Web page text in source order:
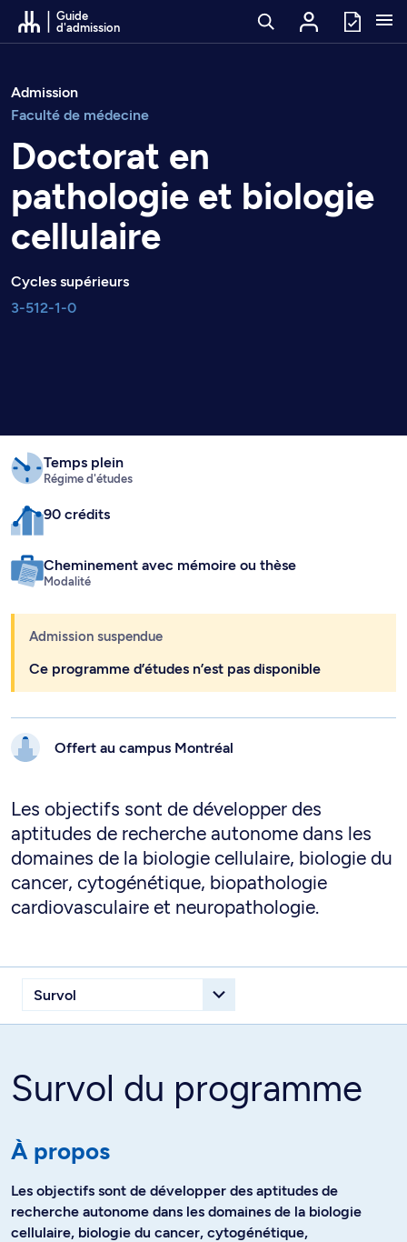
Passer au contenu
Guide
d'admission
Admission
Faculté de médecine
Doctorat en
pathologie et biologie
cellulaire
Cycles supérieurs
3-512-1-0
Temps plein
Régime d'études
90 crédits
Cheminement avec mémoire ou thèse
Modalité
Admission suspendue
Ce programme d’études n’est pas disponible
Offert au campus Montréal
Les objectifs sont de développer des
aptitudes de recherche autonome dans les
domaines de la biologie cellulaire, biologie du
cancer, cytogénétique, biopathologie
cardiovasculaire et neuropathologie.
Survol du programme
À propos
Les objectifs sont de développer des aptitudes de
recherche autonome dans les domaines de la biologie
cellulaire, biologie du cancer, cytogénétique,